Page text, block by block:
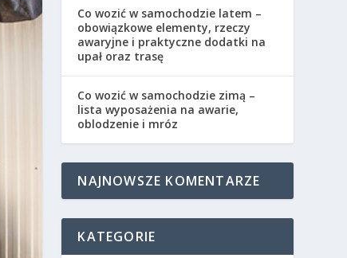
Co wozić w samochodzie latem –
obowiązkowe elementy, rzeczy
awaryjne i praktyczne dodatki na
upał oraz trasę
Co wozić w samochodzie zimą –
lista wyposażenia na awarie,
oblodzenie i mróz
NAJNOWSZE KOMENTARZE
KATEGORIE